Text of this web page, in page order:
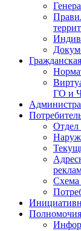
ГО и
Отдел
Схема